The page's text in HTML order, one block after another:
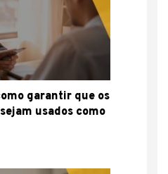
garantir que os
usados como